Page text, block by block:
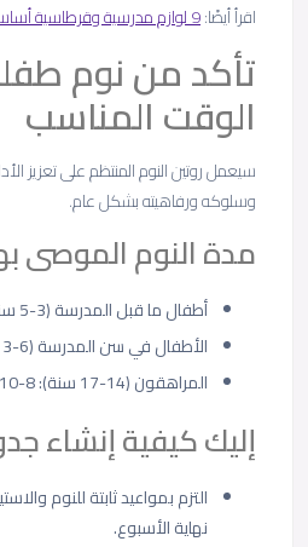
اقرأ أيضًا:9 لوازم مدرسية وقرطاسية أساسية
تأكد من نوم
الوقت المناسب
سيعمل روتين النوم المنتظم على تعزيز
وسلوكه ورفاهيته بشكل عام.
مدة النوم الموصى
أطفال ما قبل المدرسة (3-5 سنوات): 10-13 ساعة
الأطفال في سن المدرسة (6-13 سنة): 9-11 ساعة
المراهقون (14-17 سنة): 8-10 ساعات
إليك كيفية إنشاء
التزم بمواعيد ثابتة للنوم
نهاية الأسبوع.